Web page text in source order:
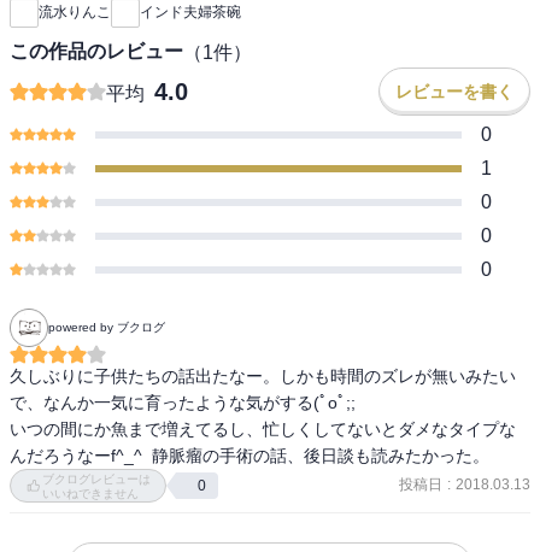
流水りんこ インド夫婦茶碗
この作品のレビュー （1件）
平均 4.0 レビューを書く
0
1
0
0
0
powered by ブクログ
久しぶりに子供たちの話出たなー。しかも時間のズレが無いみたい
で、なんか一気に育ったような気がする(ﾟoﾟ;;
いつの間にか魚まで増えてるし、忙しくしてないとダメなタイプな
んだろうなーf^_^  静脈瘤の手術の話、後日談も読みたかった。
ブクログレビューは
いいねできません
0 投稿日 : 2018.03.13